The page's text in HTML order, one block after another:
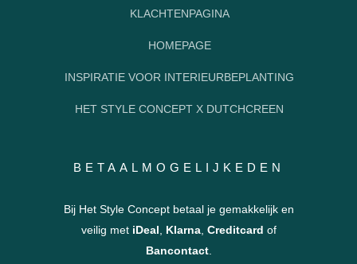
KLACHTENPAGINA
HOMEPAGE
INSPIRATIE VOOR INTERIEURBEPLANTING
HET STYLE CONCEPT X DUTCHCREEN
BETAALMOGELIJKEDEN
Bij Het Style Concept betaal je gemakkelijk en
veilig met iDeal Klarna, Creditcard of
Bancontact.